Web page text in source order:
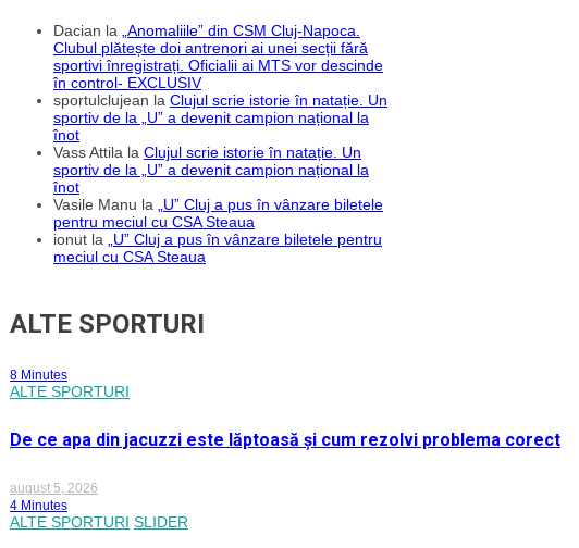
Dacian la
„Anomaliile” din CSM Cluj-Napoca.
Clubul plătește doi antrenori ai unei secții fără
sportivi înregistrați. Oficialii ai MTS vor descinde
în control- EXCLUSIV
sportulclujean la Clujul scrie istorie în natație. Un
sportiv de la „U” a devenit campion național la
înot
Vass Attila la Clujul scrie istorie în natație. Un
sportiv de la „U” a devenit campion național la
înot
Vasile Manu la
„U” Cluj a pus în vânzare biletele
pentru meciul cu CSA Steaua
ionut la
„U” Cluj a pus în vânzare biletele pentru
meciul cu CSA Steaua
ALTE SPORTURI
8 Minutes
ALTE SPORTURI
De ce apa din jacuzzi este lăptoasă și cum rezolvi problema corect
august 5, 2026
4 Minutes
ALTE SPORTURI SLIDER